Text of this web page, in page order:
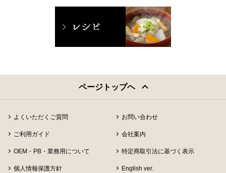
ページトップヘ
よくいただくご質問 お問い合わせ
ご利用ガイド 会社案内
OEM・PB・業務用について 特定商取引法に基づく表示
個人情報保護方針 English ver.